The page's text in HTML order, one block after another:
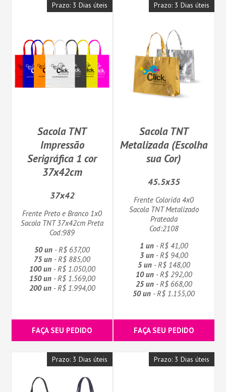
Prazo: 3 Dias úteis
Sacola TNT
Impressão
Serigráfica 1 cor
37x42cm
37x42
Frente Preto e Branco 1x0
Sacola TNT 37x42cm Preta
Cod:989
50 un - R$ 637,00
75 un - R$ 885,00
100 un- R$ 1.050,00
150 un- R$ 1.569,00
200 un- R$ 1.994,00
FAÇA SEU PEDIDO
Prazo: 3 Dias úteis
Sacola TNT
Metalizada (Escolha
sua Cor)
45.5x35
Frente Colorida 4x0
Sacola TNT Metalizado
Prateada
Cod:2108
1 un- R$ 41,00
3 un- R$ 94,00
5 un- R$ 148,00
10 un- R$ 292,00
25 un- R$ 668,00
50 un - R$ 1.155,00
FAÇA SEU PEDIDO
Prazo: 3 Dias úteis Prazo: 3 Dias úteis